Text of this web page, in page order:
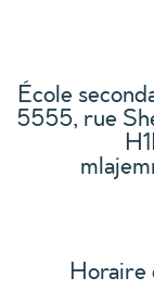
École
5555, rue
Horaire